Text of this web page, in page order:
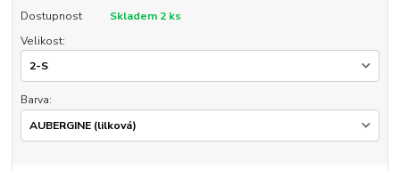
Dostupnost
Skladem 2 ks
Velikost:
Barva: